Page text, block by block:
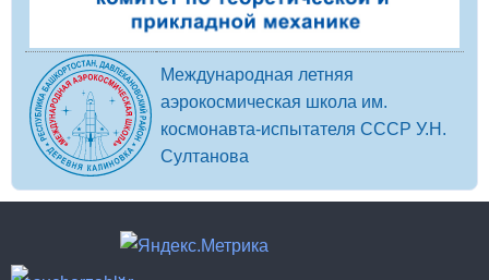
Международная летняя
аэрокосмическая школа им.
космонавта-испытателя СССР У.Н.
Султанова